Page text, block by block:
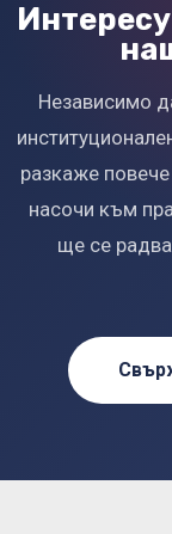
Независимо
разкаже
насочи към
ще се